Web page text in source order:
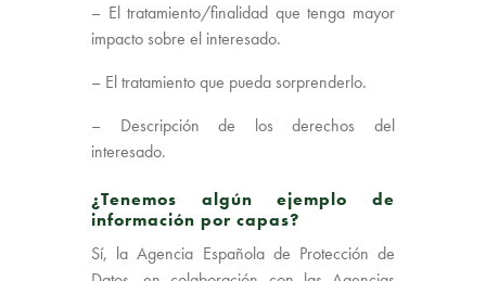
– El tratamiento/finalidad que tenga mayor
impacto sobre el interesado.
– El tratamiento que pueda sorprenderlo.
– Descripción de los derechos del
interesado.
¿Tenemos algún ejemplo de
información por capas?
Sí, la Agencia Española de Protección de